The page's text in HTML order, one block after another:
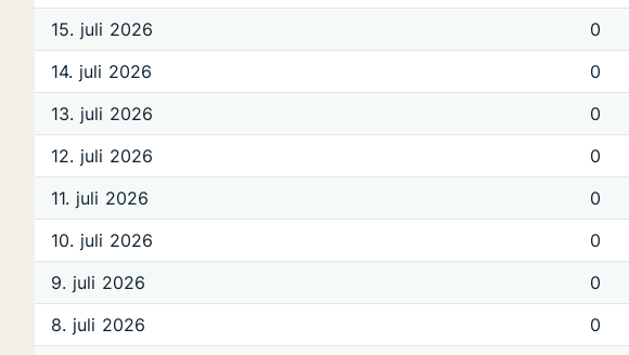
15. juli 2026
0
14. juli 2026
0
13. juli 2026
0
12. juli 2026
0
11. juli 2026
0
10. juli 2026
0
9. juli 2026
0
8. juli 2026
0